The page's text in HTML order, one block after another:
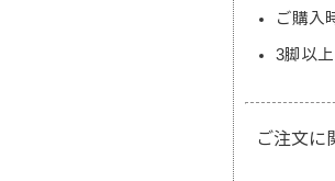
ご購入
3脚以
ご注文に